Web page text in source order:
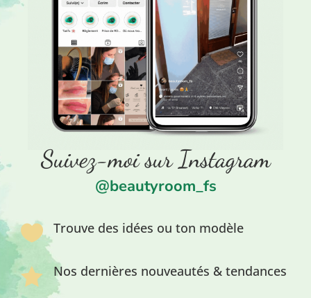
Suivez-moi sur Instagram
@beautyroom_fs
 Trouve des idées ou ton modèle
 Nos dernières nouveautés & tendances